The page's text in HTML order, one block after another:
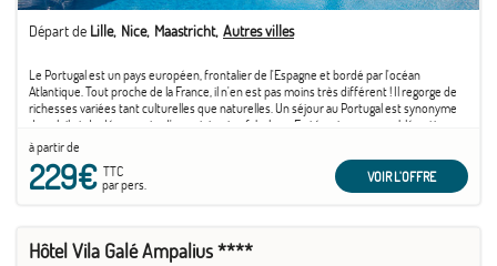
Départ de Lille Nice Maastricht Autres villes
Le Portugal est un pays européen, frontalier de l'Espagne et bordé par l'océan
Atlantique. Tout proche de la France, il n'en est pas moins très différent ! Il regorge de
richesses variées tant culturelles que naturelles. Un séjour au Portugal est synonyme
de soleil et de découverte d'un patrimoine fabuleux. En témoigne son emblématique
capitale ...
à partir de
229€TTC
par pers.
VOIR L'OFFRE
Hôtel Vila Galé Ampalius ****